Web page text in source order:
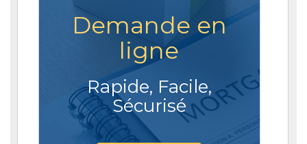
Demande en
ligne
Rapide, Facile,
Sécurisé